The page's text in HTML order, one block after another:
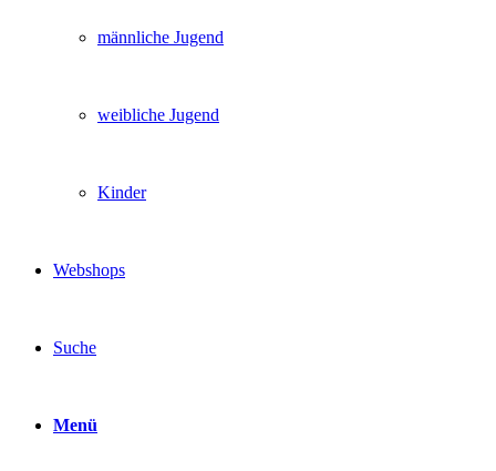
männliche Jugend
weibliche Jugend
Kinder
Webshops
Suche
Menü